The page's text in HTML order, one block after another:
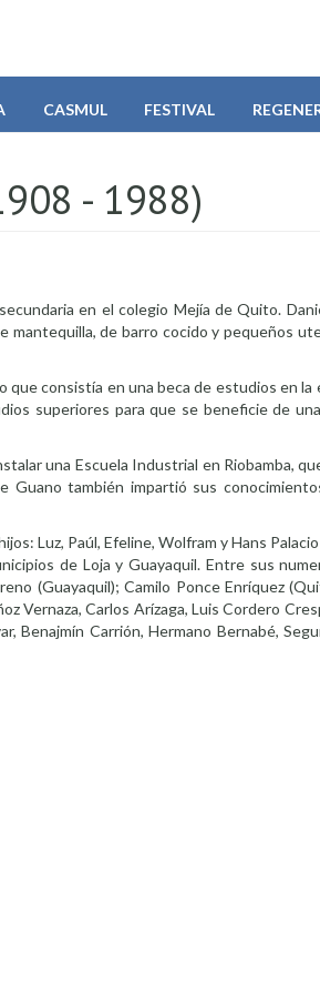
CASMUL FESTIVAL
- 1988)
en el colegio Mejía de Quito.
de barro cocido y pequeños
que consistía en una beca de estudios en
superiores para que se beneficie de
una Escuela Industrial en Riobamba,
Guano también impartió sus
Luz, Paúl, Efeline, Wolfram y Hans
de Loja y Guayaquil. Entre sus
(Guayaquil); Camilo Ponce Enríquez
Vernaza, Carlos Arízaga, Luis Cordero
Benajmín Carrión, Hermano Bernabé,